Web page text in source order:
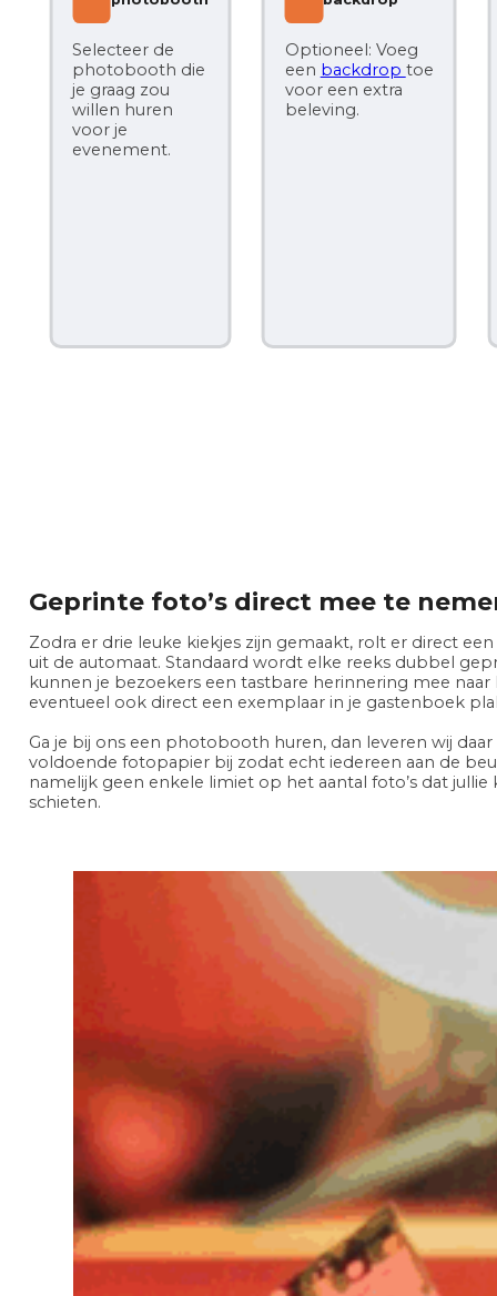
Selecteer de
photobooth die
je graag zou
willen huren
voor je
evenement.
Optioneel: Voeg
backdroptoe
voor een extra
beleving.
Geprinte foto’s direct mee te
Zodra er drie leuke kiekjes zijn gemaakt, rolt er direct
uit de automaat. Standaard wordt elke reeks dubbel
kunnen je bezoekers een tastbare herinnering mee naar
eventueel ook direct een exemplaar in je gastenboek
Ga je bij ons een photobooth huren, dan leveren wij
voldoende fotopapier bij zodat echt iedereen aan de
namelijk geen enkele limiet op het aantal foto’s dat jullie
schieten.